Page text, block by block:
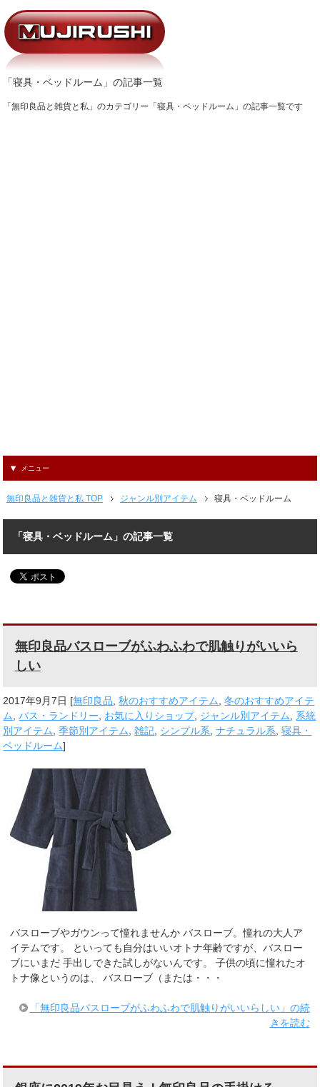
「寝具・ベッドルーム」の記事一覧
「無印良品と雑貨と私」のカテゴリー「寝具・ベッドルーム」の記事一覧です
メニュー
無印良品と雑貨と私 TOP ジャンル別アイテム 寝具・ベッドルーム
「寝具・ベッドルーム」の記事一覧
無印良品バスローブがふわふわで肌触りがいいら
しい
2017年9月7日 [無印良品,秋のおすすめアイテム,冬のおすすめアイテ
ム,バス・ランドリー, お気に入りショップ, ジャンル別アイテム, 系統
別アイテム,季節別アイテム,雑記, シンプル系,ナチュラル系,寝具・
ベッドルーム]
バスローブやガウンって憧れませんか バスローブ。憧れの大人ア
イテムです。 といっても自分はいいオトナ年齢ですが、バスロー
ブにいまだ 手出しできた試しがないんです。 子供の頃に憧れたオ
トナ像というのは、 バスローブ（または・・・
「無印良品バスローブがふわふわで肌触りがいいらしい」の続
きを読む